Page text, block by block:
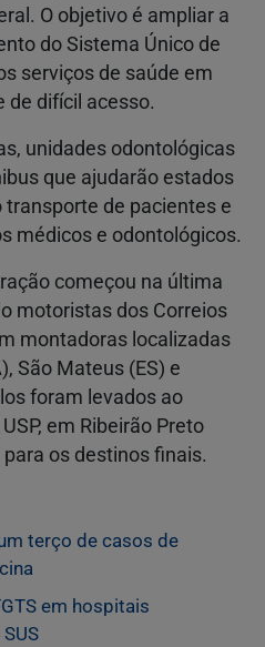
O objetivo é ampliar a
do Sistema Único de
serviços de saúde em
de difícil acesso.
unidades odontológicas
que ajudarão estados
de pacientes e
médicos e odontológicos.
começou na última
motoristas dos Correios
montadoras localizadas
São Mateus (ES) e
foram levados ao
em Ribeirão Preto
os destinos finais.
terço de casos de
em hospitais